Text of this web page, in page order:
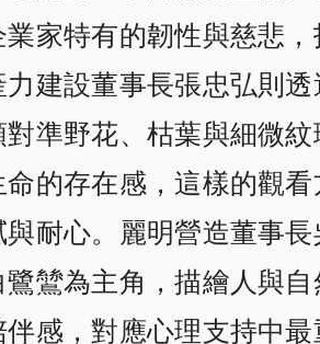
家特有的韌性與慈悲
建設董事長張忠弘則
準野花、枯葉與細微
的存在感，這樣的觀
耐心。麗明營造董事
鷥為主角，描繪人與
感，對應心理支持中